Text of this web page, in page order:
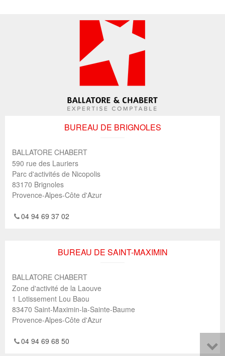
BUREAU DE BRIGNOLES
BALLATORE CHABERT
590 rue des Lauriers
Parc d'activités de Nicopolis
83170 Brignoles
Provence-Alpes-Côte d'Azur
04 94 69 37 02
BUREAU DE SAINT-MAXIMIN
BALLATORE CHABERT
Zone d'activité de la Laouve
1 Lotissement Lou Baou
83470 Saint-Maximin-la-Sainte-Baume
Provence-Alpes-Côte d'Azur
04 94 69 68 50